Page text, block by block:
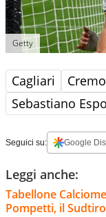
Getty
Cagliari
Sebastiano
Seguici su: Google
Leggi anche:
Tabellone
Pompetti, il